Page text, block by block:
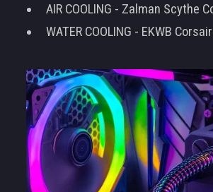
AIR COOLING - Zalman Scythe
WATER COOLING - EKWB Corsair